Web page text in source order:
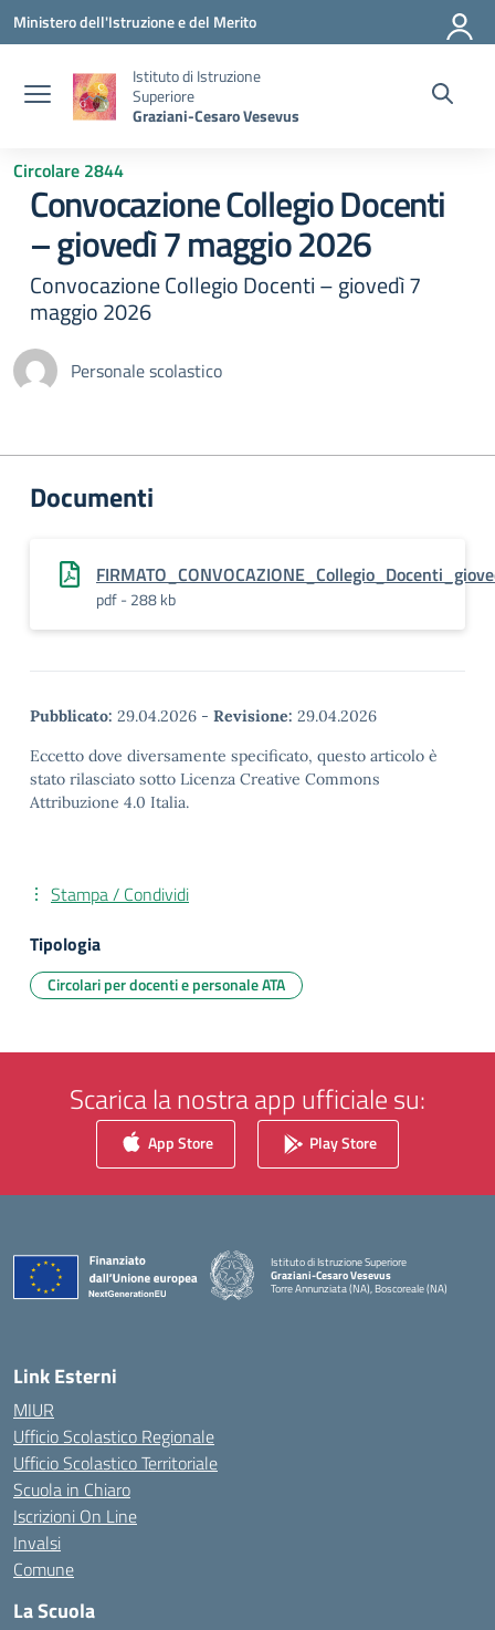
Vai ai contenuti
Vai al menu di navigazione
Vai al footer
Ministero dell'Istruzione e del Merito
Istituto di Istruzione
Superiore
Graziani-Cesaro Vesevus
Circolare 2844
Convocazione Collegio Docenti
– giovedì 7 maggio 2026
Convocazione Collegio Docenti – giovedì 7
maggio 2026
Personale scolastico
Documenti
pdf - 288 kb
Pubblicato: 29.04.2026 - Revisione: 29.04.2026
Eccetto dove diversamente specificato, questo articolo è
stato rilasciato sotto Licenza Creative Commons
Attribuzione 4.0 Italia.
Stampa / Condividi
Tipologia
Circolari per docenti e personale ATA
Scarica la nostra app ufficiale su:
App Store Play Store
Istituto di Istruzione Superiore
Graziani-Cesaro Vesevus
Torre Annunziata (NA), Boscoreale (NA)
Link Esterni
MIUR
Ufficio Scolastico Regionale
Ufficio Scolastico Territoriale
Scuola in Chiaro
Iscrizioni On Line
Invalsi
Comune
La Scuola